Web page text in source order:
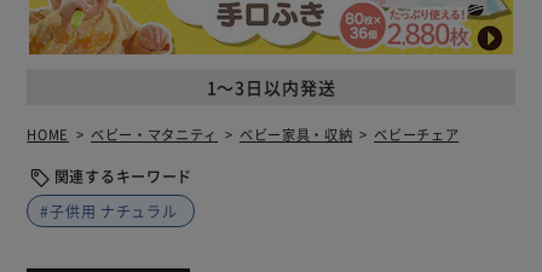
1～3日以内発送
HOME ベビー・マタニティ ベビー家具・収納 ベビーチェア
関連するキーワード
#子供用 ナチュラル